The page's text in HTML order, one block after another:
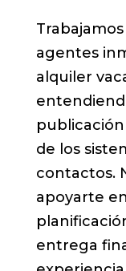
agentes
alquiler
de los
contactos.
apoyarte
entrega